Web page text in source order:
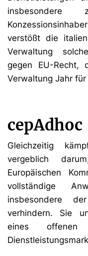
verstößt die
Verwaltung
gegen EU-Recht,
Verwaltung Jahr
cepAdhoc
Gleichzeitig
vergeblich
Europäischen
vollständige
insbesondere
verhindern. Sie
eines